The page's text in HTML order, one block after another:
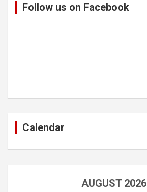
Follow us on Facebook
Calendar
AUGUST 2026